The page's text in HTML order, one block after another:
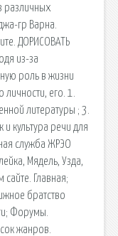
различных
гр Варна.
ДОРИСОВАТЬ
из-за
роль в жизни
его. 1.
литературы ; 3.
культура речи для
служба ЖРЭО
Мядель, Узда,
Главная;
братство
Форумы.
жанров.